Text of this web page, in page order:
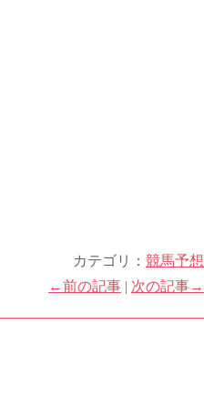
カテゴリ： 競馬予想
←前の記事 | 次の記事→